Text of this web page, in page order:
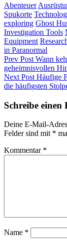
Categories
Abenteuer
Spukorte
exploring Ghost
Investigation Tools
Equipment
in Paranormal
Previous
Post
Prev Post Wann
geheimnisvollen
Next
Post
Next Post Häufige
die häufigsten
Schreibe
Deine E-Mail-
Felder sind mit *
Kommentar *
Name *